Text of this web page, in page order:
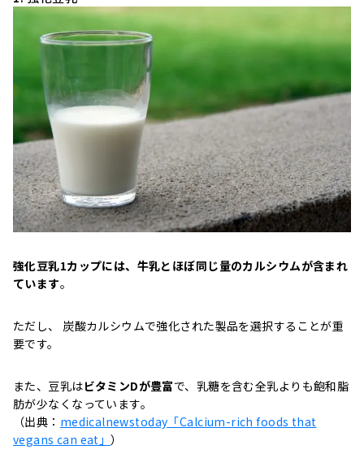
強化豆乳1カップには、牛乳とほぼ同じ量のカルシウムが含まれ
ています。
ただし、 炭酸カルシウムで強化された製品を選択することが重
要です。
また、豆乳はビタミンDが豊富で、乳糖を含む全乳よりも飽和脂
肪が少なくなっています。
（出典： medicalnewstoday「Calcium-rich foods that
vegans can eat」）